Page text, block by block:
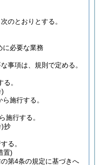
のとおりとする。
に必要な業務
事項は、規則で定める。
。
)
施行する。
施行する。
)抄
る。
置)
第4条の規定に基づきへ